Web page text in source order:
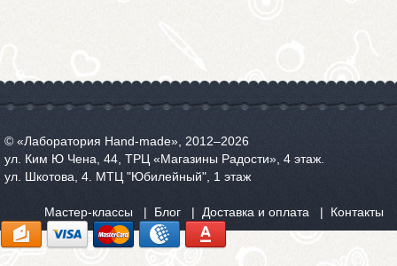
© «Лаборатория Hand-made», 2012‒2026
ул. Ким Ю Чена, 44, ТРЦ «Магазины Радости», 4 этаж.
ул. Шкотова, 4. МТЦ "Юбилейный", 1 этаж
Мастер-классы Блог Доставка и оплата Контакты